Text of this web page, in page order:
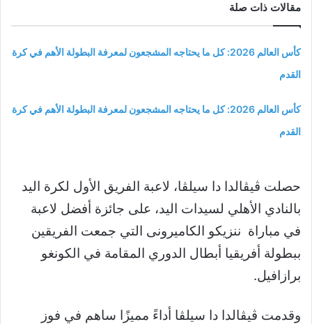
مقالات ذات صلة
كأس العالم 2026: كل ما يحتاجه المشجعون لمعرفة البطولة الأهم في كرة
القدم
كأس العالم 2026: كل ما يحتاجه المشجعون لمعرفة البطولة الأهم في كرة
القدم
حصلت ڤيڤالدا دا سيلڤا، لاعبة الفريق الأول لكرة اليد
بالنادي الأهلي لسيدات اليد، على جائزة أفضل لاعبة
في مباراة ننزيكو الكاميرونى التي جمعت الفريقين
ببطولة أفريقيا أبطال الدوري المقامة في الكونغو
برازافيل.
وقدمت ڤيڤالدا دا سيلڤا أداءً مميزًا ساهم في فوز